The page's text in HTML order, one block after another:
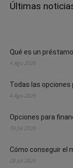
Últimas
Qué es un
4 Ago 2026
Todas las
4 Ago 2026
Opciones para
30 Jul 2026
Cómo conseguir el
28 Jul 2026